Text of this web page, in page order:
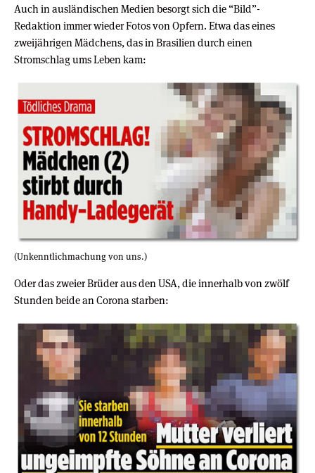
Auch in ausländischen Medien besorgt sich die “Bild”-
Redaktion immer wieder Fotos von Opfern. Etwa das eines
zweijährigen Mädchens, das in Brasilien durch einen
Stromschlag ums Leben kam:
(Unkenntlichmachung von uns.)
Oder das zweier Brüder aus den USA, die innerhalb von zwölf
Stunden beide an Corona starben: